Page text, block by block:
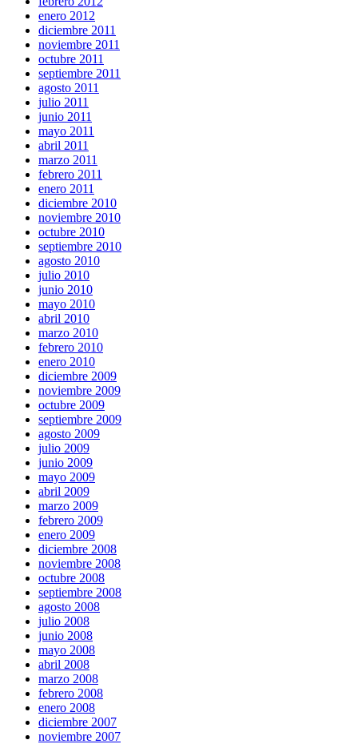
enero 2012
diciembre 2011
noviembre 2011
octubre 2011
septiembre 2011
agosto 2011
julio 2011
junio 2011
mayo 2011
abril 2011
marzo 2011
febrero 2011
enero 2011
diciembre 2010
noviembre 2010
octubre 2010
septiembre 2010
agosto 2010
julio 2010
junio 2010
mayo 2010
abril 2010
marzo 2010
febrero 2010
enero 2010
diciembre 2009
noviembre 2009
octubre 2009
septiembre 2009
agosto 2009
julio 2009
junio 2009
mayo 2009
abril 2009
marzo 2009
febrero 2009
enero 2009
diciembre 2008
noviembre 2008
octubre 2008
septiembre 2008
agosto 2008
julio 2008
junio 2008
mayo 2008
abril 2008
marzo 2008
febrero 2008
enero 2008
diciembre 2007
noviembre 2007